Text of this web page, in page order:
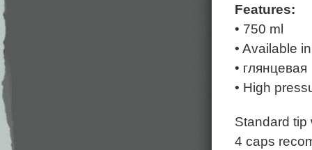
Features:
• 750 ml
• Available
• глянцевая
• High
Standard
4 caps